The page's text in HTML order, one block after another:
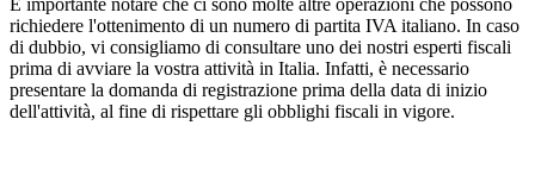
È importante notare che ci sono molte altre operazioni che possono
richiedere l'ottenimento di un numero di partita IVA italiano. In caso
di dubbio, vi consigliamo di consultare uno dei nostri esperti fiscali
prima di avviare la vostra attività in Italia. Infatti, è necessario
presentare la domanda di registrazione prima della data di inizio
dell'attività, al fine di rispettare gli obblighi fiscali in vigore.